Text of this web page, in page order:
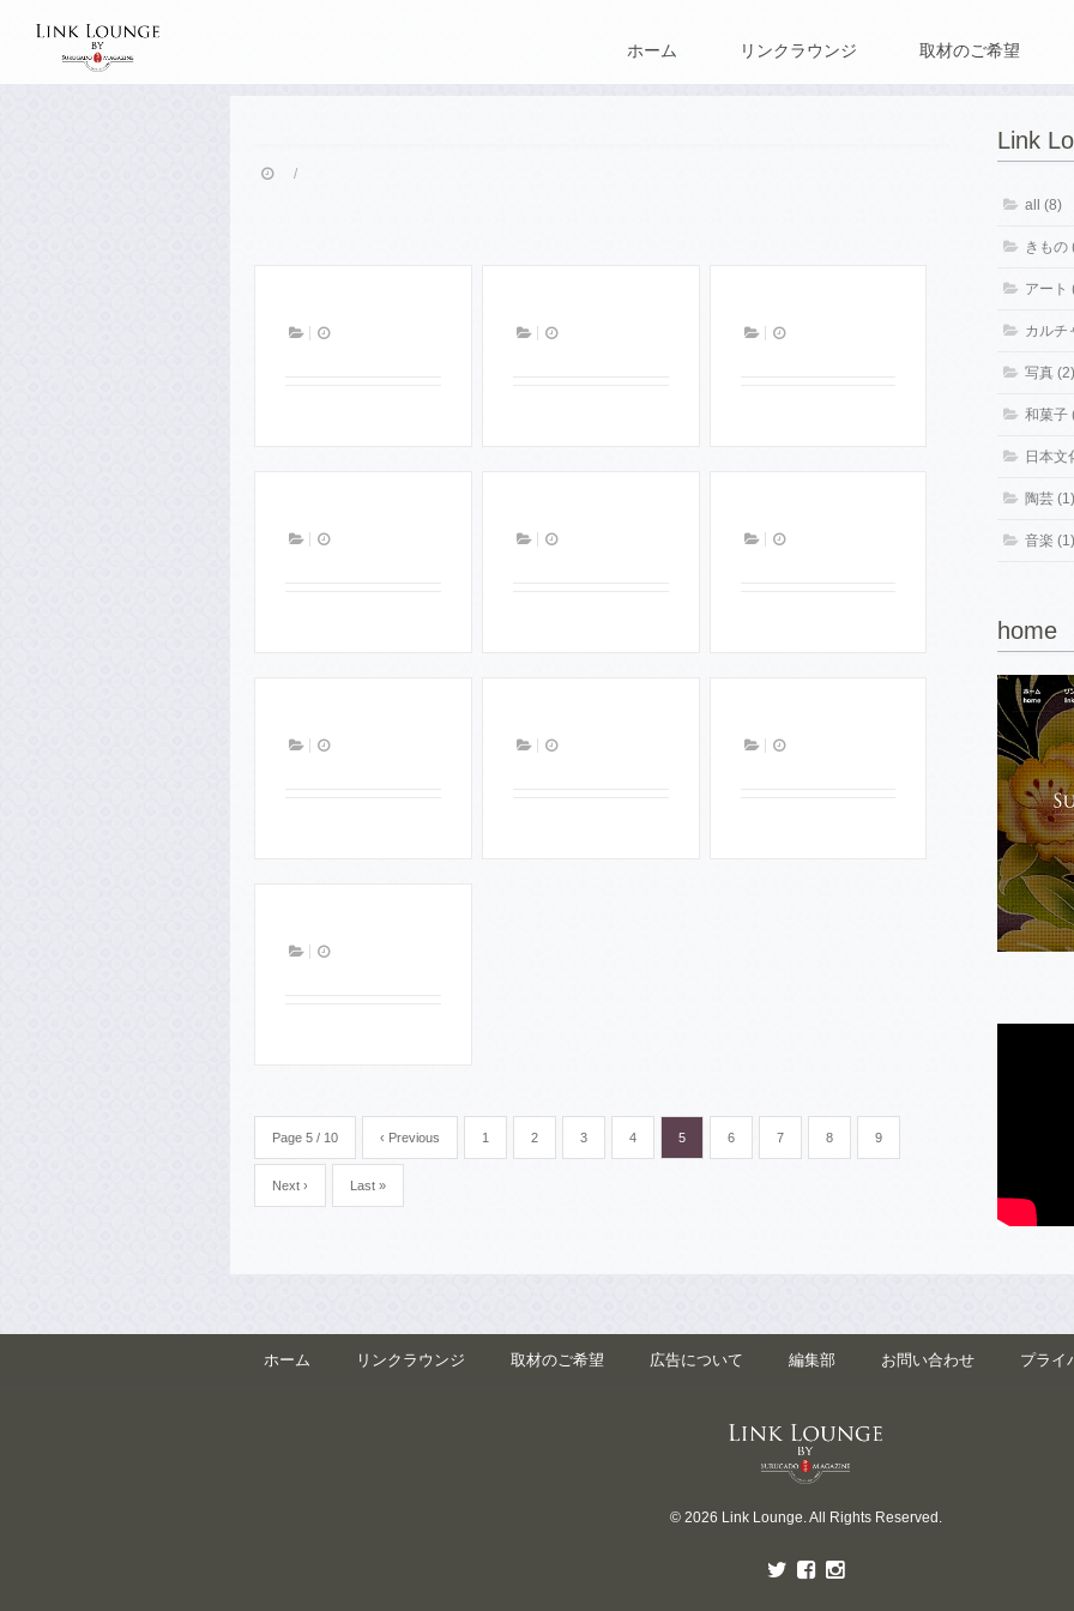
ホーム リンクラウンジ 取材のご希望
Page 5 / 10 ‹ Previous 1 2 3 4 5 6 7 8 9
Next › Last »
Link
all (8)
きもの
アート
カルチ
写真 (2)
和菓子
日本文
陶芸 (1)
音楽 (1)
home
ホーム リンクラウンジ 取材のご希望 広告について 編集部 お問い合わせ プライ
© 2026 Link Lounge. All Rights Reserved.